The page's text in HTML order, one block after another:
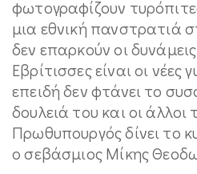
φωτογραφίζουν
μια εθνική πανστρατιά
δεν επαρκούν οι
Εβρίτισσες είναι οι νέες
επειδή δεν φτάνει το
δουλειά του και οι άλλοι
Πρωθυπουργός δίνει το
ο σεβάσμιος Μίκης